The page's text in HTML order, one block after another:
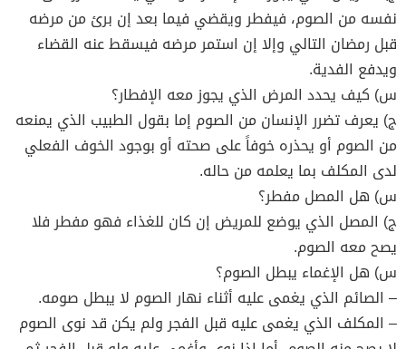
نفسه من الصوم، فيفطر ويقضي فيما بعد إن برئ من مرضه
قبل رمضان التالي وإلا إن استمر مرضه فيسقط عنه القضاء
ويدفع الفدية.
س) كيف يحدد المرض الذي يجوز معه الإفطار؟
ج) يعرف تضرر الإنسان من الصوم إما بقول الطبيب الذي يمنعه
من الصوم أو يحذره خوفاً على صحته أو بوجود الخوف الفعلي
لدى المكلف بما يعلمه من حاله.
س) هل المصل مفطر؟
ج) المصل الذي يوضع للمريض إن كان للغذاء فهو مفطر فلا
يصح معه الصوم.
س) هل الإغماء يبطل الصوم؟
– الصائم الذي يغمى عليه أثناء نهار الصوم لا يبطل صومه.
– المكلف الذي يغمى عليه قبل الفجر ولم يكن قد نوى الصوم